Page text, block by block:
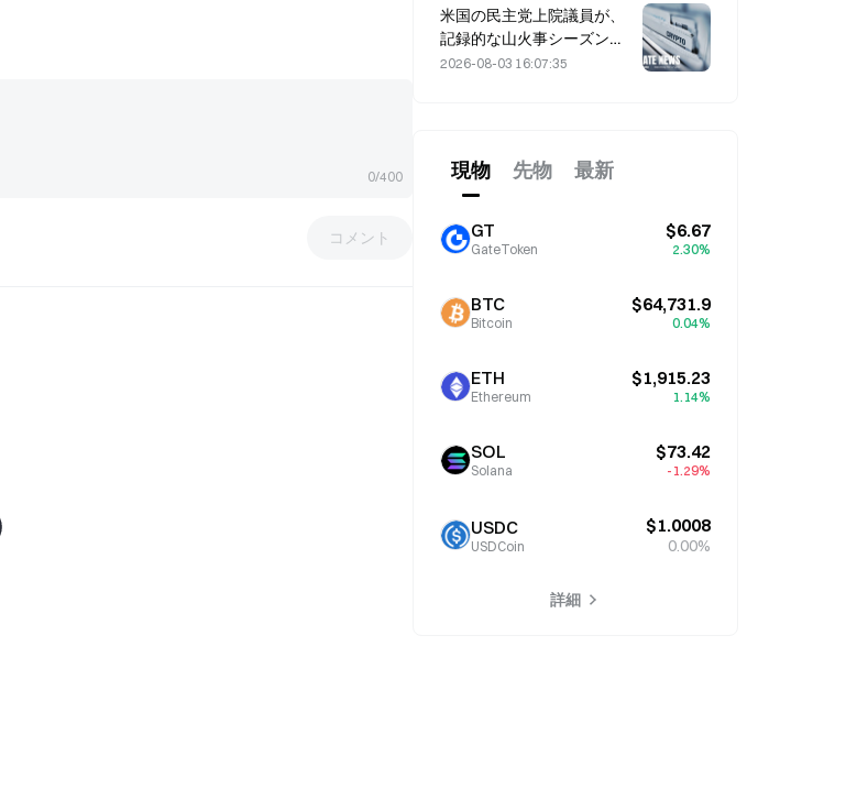
0/400
コメント
米国の民主党上院議員が、
記録的な山火事シーズンを
背景に、CFTCに対して山
2026-08-03 16:07:35
現物 先物 最新
GT
GateToken
$6.67
2.30%
BTC
Bitcoin
$64,731.9
0.04%
ETH
Ethereum
$1,915.23
1.14%
SOL
Solana
$73.42
-1.29%
USDC
USDCoin
$1.0008
0.00%
詳細